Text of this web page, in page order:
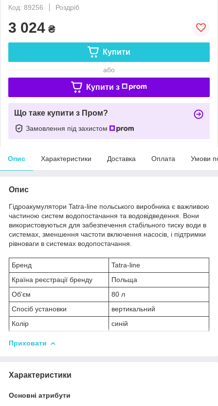
Код: 89256
Роздріб
3 024 ₴
Купити
або
Купити з
Що таке купити з Пром?
Замовлення під захистом
Опис Характеристики Доставка Оплата Умови
Опис
Гідроакумулятори Tatra-line польського виробника є важливою
частиною систем водопостачання та водовідведення. Вони
використовуються для забезпечення стабільного тиску води в
системах, зменшення частоти включення насосів, і підтримки
рівноваги в системах водопостачання.
Бренд
Tatra-line
Країна реєстрації бренду
Польща
Об'єм
80 л
Спосіб установки
вертикальний
Колір
синій
Приховати
Характеристики
Основні атрибути